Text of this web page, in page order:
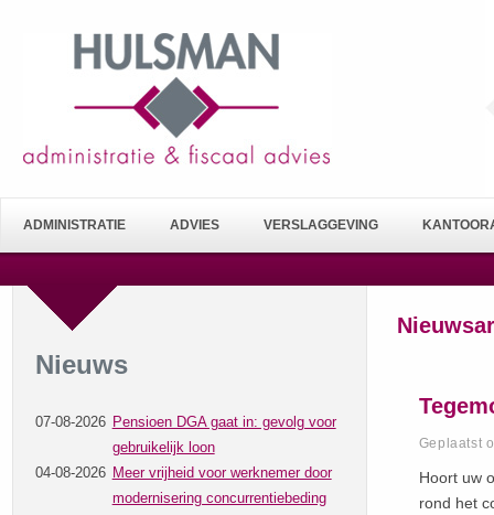
ADMINISTRATIE ADVIES VERSLAGGEVING
Nieuws
07-08-2026 Pensioen DGA gaat in: gevolg voor
gebruikelijk loon
04-08-2026 Meer vrijheid voor werknemer door
modernisering concurrentiebeding
Geplaatst
Hoort uw
rond het